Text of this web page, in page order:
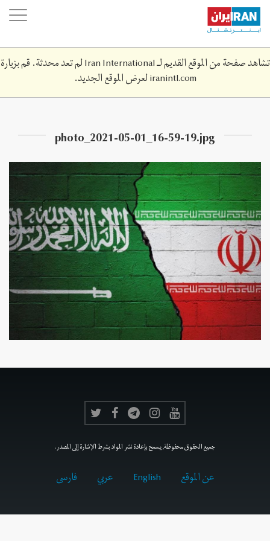
Skip
main
content
تشاهد صفحة من الموقع القديم لـ Iran International لم تعد محدثة. قم بزيارة
iranintl.comلعرض الموقع الجديد.
photo_2021-05-01_16-59-19.jpg
جميع الحقوق محفوظة, يسمح بإعادة نشر المواد بشرط الإشارة إلى المصدر.
عن الموقع English عربي فارسى